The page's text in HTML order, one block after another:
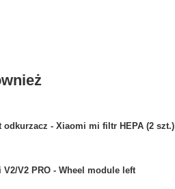
odkurzacz - Xiaomi mi filtr HEPA (2 szt.)
V2/V2 PRO - Wheel module left